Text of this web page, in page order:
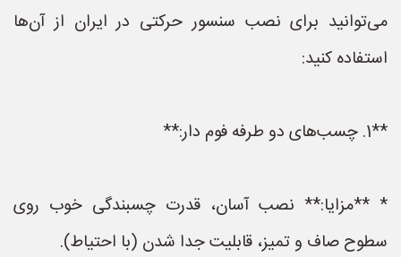
می‌توانید برای نصب سنسور حرکتی در ایران از آن‌ها
استفاده کنید:
**1. چسب‌های دو طرفه فوم دار:**
* **مزایا:** نصب آسان، قدرت چسبندگی خوب روی
سطوح صاف و تمیز، قابلیت جدا شدن (با احتیاط).